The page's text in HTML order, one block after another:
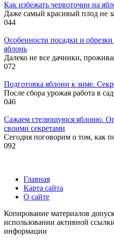
Как избежать червоточин на
Даже самый красивый плод не
044
Особенности посадки и
яблонь
Далеко не все дачники,
072
Подготовка яблони к зиме.
После сбора урожая работа в
046
Сажаем стелющуюся яблоню.
своими секретами
Сегодня поговорим о том, как
092
Главная
Карта сайта
О сайте
Копирование материалов
использовании активной
информации